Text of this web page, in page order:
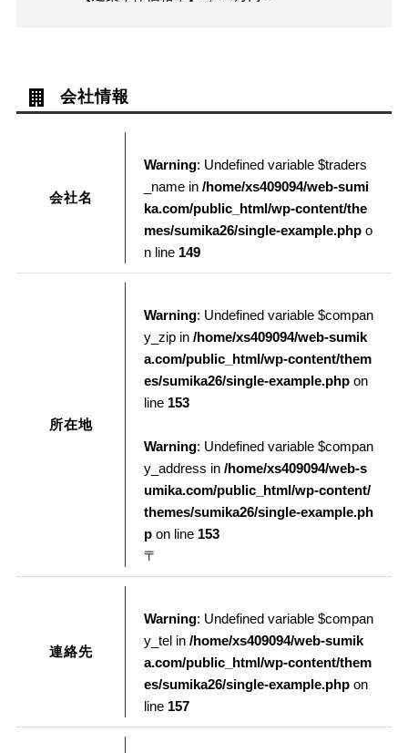
会社情報
会社名
Warning: Undefined variable $traders
_name in /home/xs409094/web-sumi
ka.com/public_html/wp-content/the
mes/sumika26/single-example.phpo
n line 149
所在地
Warning: Undefined variable $compan
y_zip in /home/xs409094/web-sumik
a.com/public_html/wp-content/them
es/sumika26/single-example.phpon
line 153
Warning: Undefined variable $compan
y_address in /home/xs409094/web-s
umika.com/public_html/wp-content/
themes/sumika26/single-example.ph
pon line 153
〒
連絡先
Warning: Undefined variable $compan
y_tel in /home/xs409094/web-sumik
a.com/public_html/wp-content/them
es/sumika26/single-example.phpon
line 157